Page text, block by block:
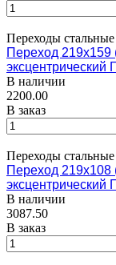
Переходы
Переход 219х159
эксцентрический
В наличии
2200.00
В заказ
Переходы
Переход 219х108
эксцентрический
В наличии
3087.50
В заказ